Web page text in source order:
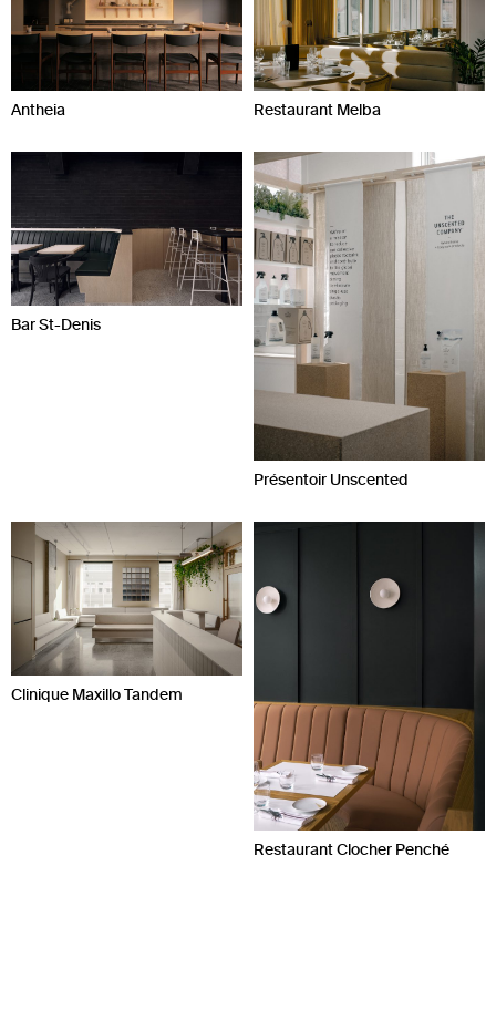
Antheia Restaurant Melba
Bar St-Denis
Présentoir Unscented
Clinique Maxillo Tandem
Restaurant Clocher Penché